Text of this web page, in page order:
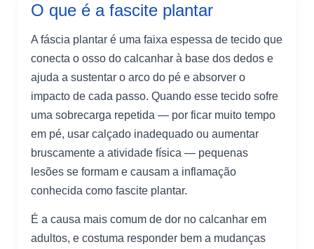
O que é a fascite plantar
A fáscia plantar é uma faixa espessa de tecido que
conecta o osso do calcanhar à base dos dedos e
ajuda a sustentar o arco do pé e absorver o
impacto de cada passo. Quando esse tecido sofre
uma sobrecarga repetida — por ficar muito tempo
em pé, usar calçado inadequado ou aumentar
bruscamente a atividade física — pequenas
lesões se formam e causam a inflamação
conhecida como fascite plantar.
É a causa mais comum de dor no calcanhar em
adultos, e costuma responder bem a mudanças